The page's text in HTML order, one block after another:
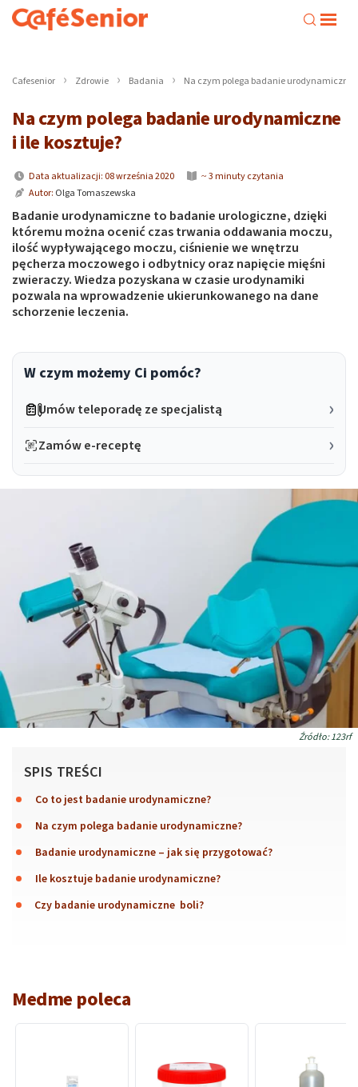
Cafesenior Zdrowie Badania Na czym polega badanie urodynamiczne
Na czym polega badanie urodynamiczne
i ile kosztuje?
Data aktualizacji: 08 września 2020
~ 3 minuty czytania
Autor: Olga Tomaszewska
Badanie urodynamiczne to badanie urologiczne, dzięki
któremu można ocenić czas trwania oddawania moczu,
ilość wypływającego moczu, ciśnienie we wnętrzu
pęcherza moczowego i odbytnicy oraz napięcie mięśni
zwieraczy. Wiedza pozyskana w czasie urodynamiki
pozwala na wprowadzenie ukierunkowanego na dane
schorzenie leczenia.
W czym możemy Ci pomóc?
Umów teleporadę ze specjalistą
Zamów e-receptę
Źródło: 123rf
SPIS TREŚCI
Co to jest badanie urodynamiczne?
Na czym polega badanie urodynamiczne?
Badanie urodynamiczne – jak się przygotować?
Ile kosztuje badanie urodynamiczne?
Czy badanie urodynamiczne boli?
Medme poleca